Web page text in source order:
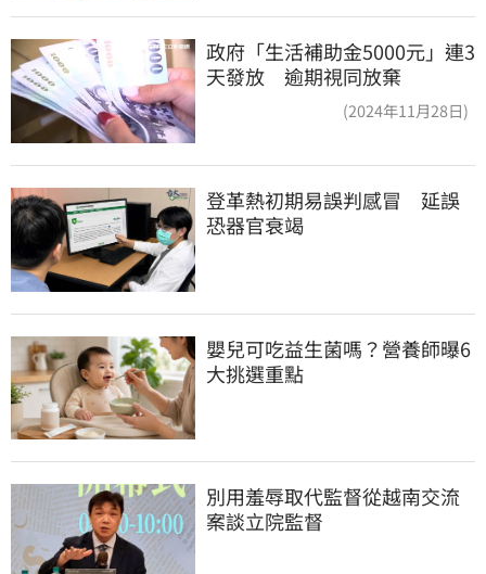
政府「生活補助金5000元」連3
天發放 逾期視同放棄
(2024年11月28日)
登革熱初期易誤判感冒　延誤
恐器官衰竭
嬰兒可吃益生菌嗎？營養師曝6
大挑選重點
別用羞辱取代監督從越南交流
案談立院監督